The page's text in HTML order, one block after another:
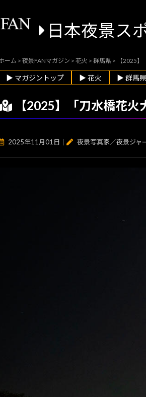
日本夜景ス
ーム > 夜景FANマガジン > 花火 > 群馬県 > 【2025
▶ マガジントップ ▶ 花火 ▶ 群馬県
【2025】「刀水橋花
2025年11月01日 夜景写真家／夜景ジ